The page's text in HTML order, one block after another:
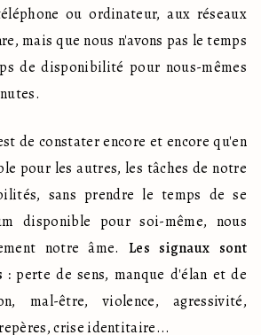
ou ordinateur, aux réseaux
mais que nous n'avons pas le temps
de disponibilité pour nous-mêmes
de constater encore et encore qu'en
pour les autres, les tâches de notre
sans prendre le temps de se
notre âme. Les signaux sont
: perte de sens, manque d'élan et de
mal-être, violence, agressivité,
crise identitaire...